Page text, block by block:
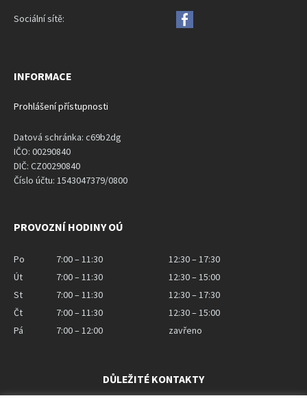
Sociální sítě:
INFORMACE
Prohlášení přístupnosti
Datová schránka: c69b2dg
IČO: 00290840
DIČ: CZ00290840
Číslo účtu: 1543047379/0800
PROVOZNÍ HODINY OÚ
Po 7:00 – 11:30
12:30 – 17:30
Út
7:00 – 11:30
12:30 – 15:00
St
7:00 – 11:30
12:30 – 17:30
Čt
7:00 – 11:30
12:30 – 15:00
Pá
7:00 – 12:00 zavřeno
DŮLEŽITÉ KONTAKTY